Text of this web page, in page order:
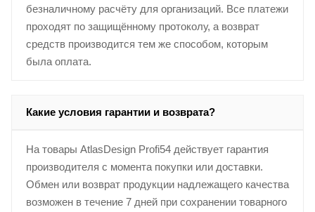
безналичному расчёту для организаций. Все платежи
проходят по защищённому протоколу, а возврат
средств производится тем же способом, которым
была оплата.
Какие условия гарантии и возврата?
На товары AtlasDesign Profi54 действует гарантия
производителя с момента покупки или доставки.
Обмен или возврат продукции надлежащего качества
возможен в течение 7 дней при сохранении товарного